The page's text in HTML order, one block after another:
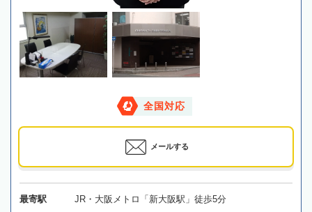
全国対応
メールする
最寄駅 JR・大阪メトロ「新大阪駅」徒歩5分